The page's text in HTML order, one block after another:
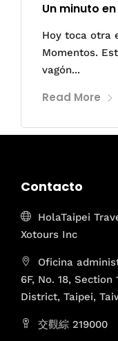
Un minuto
Hoy toca otra
Momentos.
vagón...
Read More
Contacto
HolaTaipei
Xotours Inc
Oficina
6F, No. 18, Section
District, Taipei,
交觀綜 219000